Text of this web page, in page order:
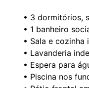
• 3 dormitórios,
• 1 banheiro
• Sala e cozinha
• Lavanderia
• Espera para
• Piscina nos